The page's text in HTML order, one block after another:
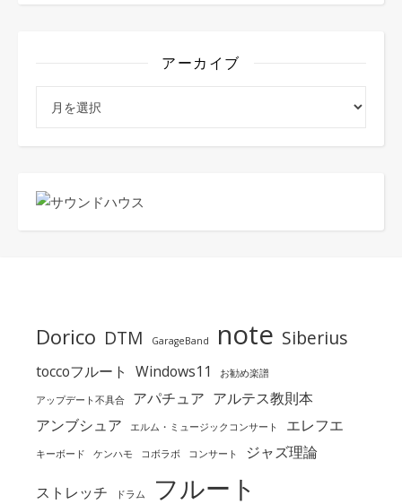
アーカイブ
Dorico DTM GarageBand note Siberius
toccoフルート Windows11 お勧め楽譜
アップデート不具合 アパチュア アルテス教則本
アンブシュア
エルム・ミュージックコンサート エレフエ
キーボード ケンハモ コボラボ コンサート ジャズ理論
ストレッチ ドラム フルート